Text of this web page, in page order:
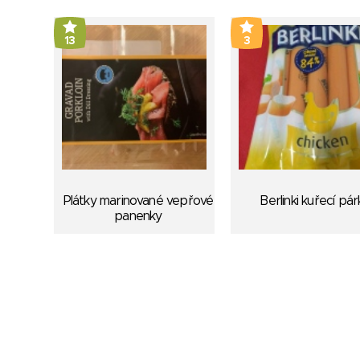
13
Plátky marinované vepřové
panenky
3
Berlinki kuřecí